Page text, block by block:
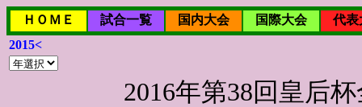
ＨＯＭＥ 試合一覧 国内大会 国際大会
代表
2015<
2016年第38回皇后